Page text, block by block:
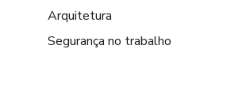
Arquitetura
Segurança no trabalho